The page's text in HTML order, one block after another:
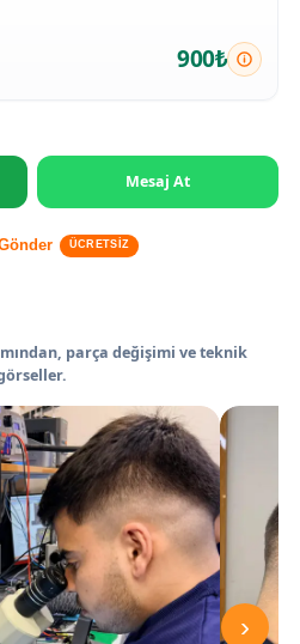
900₺
Mesaj At
ÜCRETSİZ
parça değişimi ve teknik
›